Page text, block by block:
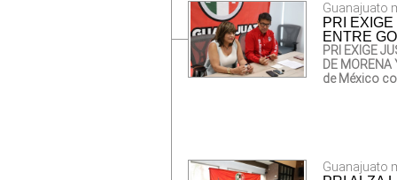
Guanajuato
PRI
ENTRE
PRI EXIGE
DE MORENA
de México
Guanajuato